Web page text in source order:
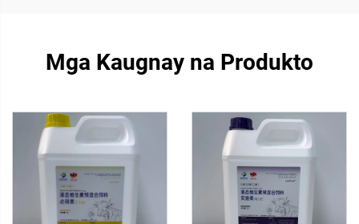
Mga Kaugnay na Produkto